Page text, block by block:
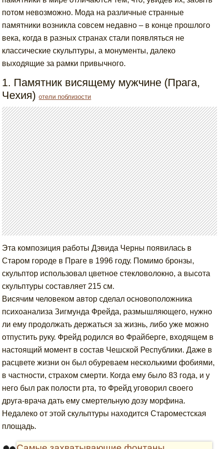
потом невозможно. Мода на различные странные
памятники возникла совсем недавно – в конце прошлого
века, когда в разных странах стали появляться не
классические скульптуры, а монументы, далеко
выходящие за рамки привычного.
1. Памятник висящему мужчине (Прага,
Чехия)отели поблизости
Эта композиция работы Дэвида Черны появилась в
Старом городе в Праге в 1996 году. Помимо бронзы,
скульптор использовал цветное стекловолокно, а высота
скульптуры составляет 215 см.
Висячим человеком автор сделал основоположника
психоанализа Зигмунда Фрейда, размышляющего, нужно
ли ему продолжать держаться за жизнь, либо уже можно
отпустить руку. Фрейд родился во Фрайберге, входящем в
настоящий момент в состав Чешской Республики. Даже в
расцвете жизни он был обуреваем несколькими фобиями,
в частности, страхом смерти. Когда ему было 83 года, и у
него был рак полости рта, то Фрейд уговорил своего
друга-врача дать ему смертельную дозу морфина.
Недалеко от этой скульптуры находится Староместская
площадь.